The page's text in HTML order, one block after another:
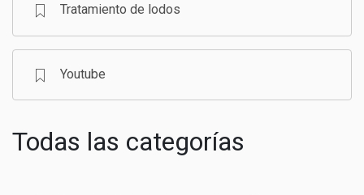
Tratamiento de lodos
Youtube
Todas las categorías